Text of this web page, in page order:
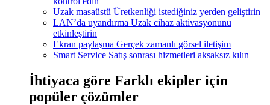
Uzak masaüstü Üretkenliği istediğiniz yerden geliştirin
LAN’da uyandırma Uzak cihaz aktivasyonunu
etkinleştirin
Ekran paylaşma Gerçek zamanlı görsel iletişim
Smart Service Satış sonrası hizmetleri aksaksız kılın
İhtiyaca göre Farklı ekipler için
popüler çözümler